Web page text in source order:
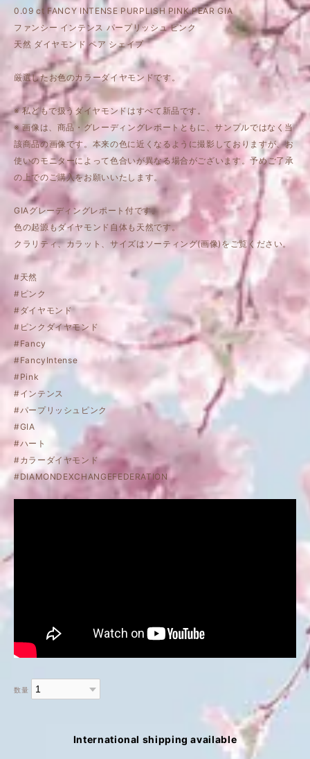
0.09 ct FANCY INTENSE PURPLISH PINK PEAR GIA
ファンシー インテンス パープリッシュ ピンク
天然 ダイヤモンド ペア シェイプ
厳選したお色のカラーダイヤモンドです。
※ 私どもで扱うダイヤモンドはすべて新品です。
※ 画像は、商品・グレーディングレポートともに、サンプルではなく当
該商品の画像です。本来の色に近くなるように撮影しておりますが、お
使いのモニターによって色合いが異なる場合がございます。予めご了承
の上でのご購入をお願いいたします。
GIAグレーディングレポート付です。
色の起源もダイヤモンド自体も天然です。
クラリティ、カラット、サイズはソーティング(画像)をご覧ください。
#天然
#ピンク
#ダイヤモンド
#ピンクダイヤモンド
#Fancy
#FancyIntense
#Pink
#インテンス
#パープリッシュピンク
#GIA
#ハート
#カラーダイヤモンド
#DIAMONDEXCHANGEFEDERATION
数量
International shipping available